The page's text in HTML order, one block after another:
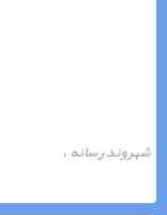
شهروند رسانه ،